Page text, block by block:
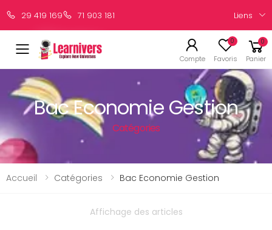
29 419 169 71 903 181 Liens
Compte
0
Favoris
0
Panier
Bac Economie Gestion
Catégories
Accueil Catégories Bac Economie Gestion
Affichage des articles